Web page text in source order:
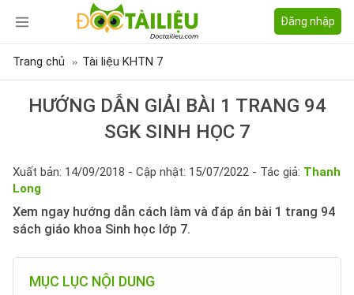
Đăng nhập
Trang chủ Tài liệu KHTN 7
HƯỚNG DẪN GIẢI BÀI 1 TRANG 94
SGK SINH HỌC 7
Xuất bản: 14/09/2018 - Cập nhật: 15/07/2022 - Tác giả: Thanh
Long
Xem ngay hướng dẫn cách làm và đáp án bài 1 trang 94
sách giáo khoa Sinh học lớp 7.
MỤC LỤC NỘI DUNG